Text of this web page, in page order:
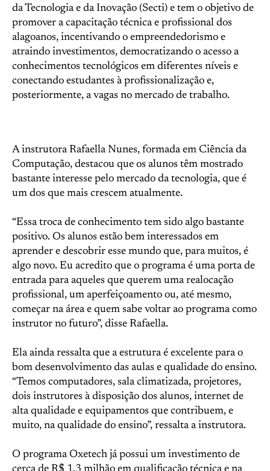
da Tecnologia e da Inovação (Secti) e tem o objetivo de
promover a capacitação técnica e profissional dos
alagoanos, incentivando o empreendedorismo e
atraindo investimentos, democratizando o acesso a
conhecimentos tecnológicos em diferentes níveis e
conectando estudantes à profissionalização e,
posteriormente, a vagas no mercado de trabalho.
A instrutora Rafaella Nunes, formada em Ciência da
Computação, destacou que os alunos têm mostrado
bastante interesse pelo mercado da tecnologia, que é
um dos que mais crescem atualmente.
“Essa troca de conhecimento tem sido algo bastante
positivo. Os alunos estão bem interessados em
aprender e descobrir esse mundo que, para muitos, é
algo novo. Eu acredito que o programa é uma porta de
entrada para aqueles que querem uma realocação
profissional, um aperfeiçoamento ou, até mesmo,
começar na área e quem sabe voltar ao programa como
instrutor no futuro”, disse Rafaella.
Ela ainda ressalta que a estrutura é excelente para o
bom desenvolvimento das aulas e qualidade do ensino.
“Temos computadores, sala climatizada, projetores,
dois instrutores à disposição dos alunos, internet de
alta qualidade e equipamentos que contribuem, e
muito, na qualidade do ensino”, ressalta a instrutora.
O programa Oxetech já possui um investimento de